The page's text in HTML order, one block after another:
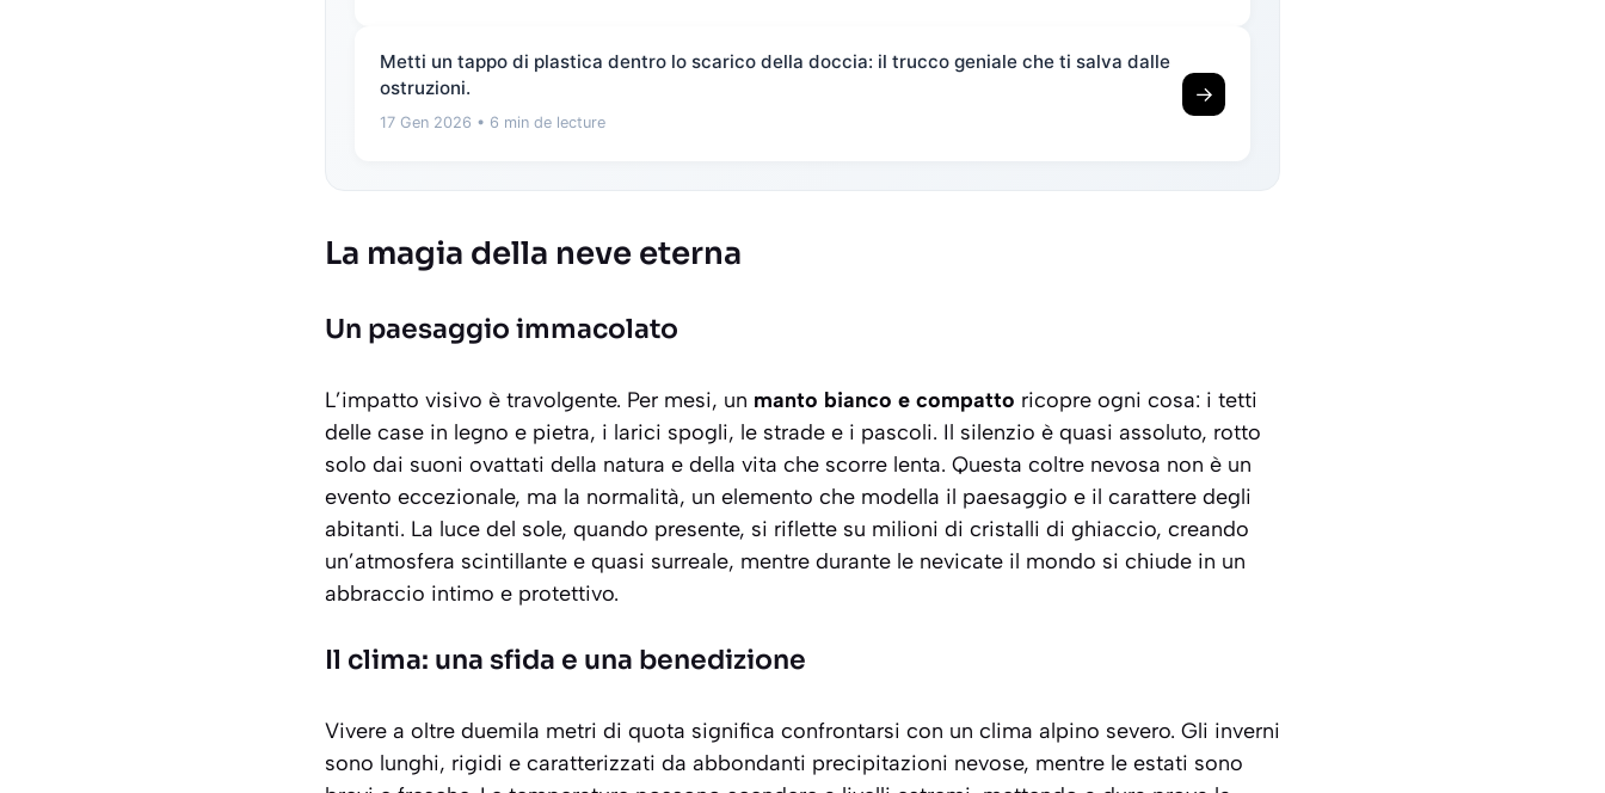
Metti un tappo di plastica dentro lo scarico della doccia: il trucco geniale che ti salva dalle
ostruzioni.
17 Gen 2026 • 6 min de lecture
→
La magia della neve eterna
Un paesaggio immacolato
L’impatto visivo è travolgente. Per mesi, un manto bianco e compatto ricopre ogni cosa: i tetti
delle case in legno e pietra, i larici spogli, le strade e i pascoli. Il silenzio è quasi assoluto, rotto
solo dai suoni ovattati della natura e della vita che scorre lenta. Questa coltre nevosa non è un
evento eccezionale, ma la normalità, un elemento che modella il paesaggio e il carattere degli
abitanti. La luce del sole, quando presente, si riflette su milioni di cristalli di ghiaccio, creando
un’atmosfera scintillante e quasi surreale, mentre durante le nevicate il mondo si chiude in un
abbraccio intimo e protettivo.
Il clima: una sfida e una benedizione
Vivere a oltre duemila metri di quota significa confrontarsi con un clima alpino severo. Gli inverni
sono lunghi, rigidi e caratterizzati da abbondanti precipitazioni nevose, mentre le estati sono